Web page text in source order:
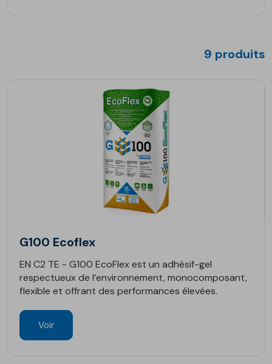
9 produits
G100 Ecoflex
EN C2 TE - G100 EcoFlex est un adhésif-gel
respectueux de l’environnement, monocomposant,
flexible et offrant des performances élevées.
Voir